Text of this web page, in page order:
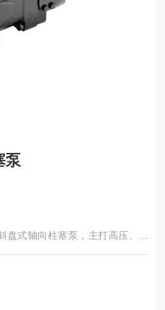
泵
式轴向柱塞泵，主打高压、高
式 / 闭式回路，广泛用于工程机